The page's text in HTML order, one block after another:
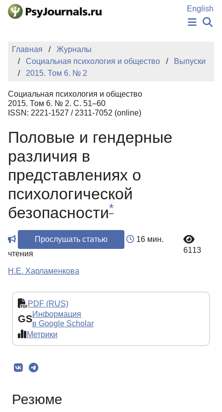
Перейти к основному содержанию
English
НОВОСТИ
ИЗДАНИЯ
БАЗА ЗНАНИЙ
КЛЮЧЕВЫЕ СЛОВА
Регистрация
Главная
Журналы
Социальная психология и общество
Выпуски
2015. Том 6. № 2
Социальная психология и общество
2015. Том 6. № 2. С. 51–60
ISSN: 2221-1527 / 2311-7052 (online)
Половые и гендерные
различия в
представлениях о
психологической
безопасности*
Прослушать статью
16 мин.
чтения
6113
Н.Е. Харламенкова
PDF (RUS)
GSИнформация
в Google Scholar
Метрики
Резюме